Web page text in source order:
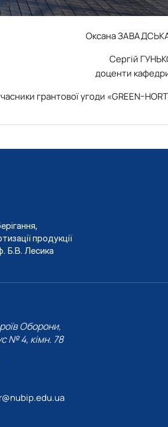
Оксана
Сергій
доценти
грантової угоди
продукції
Б.В. Лесика
Оборони,
№ 4, кімн. 78